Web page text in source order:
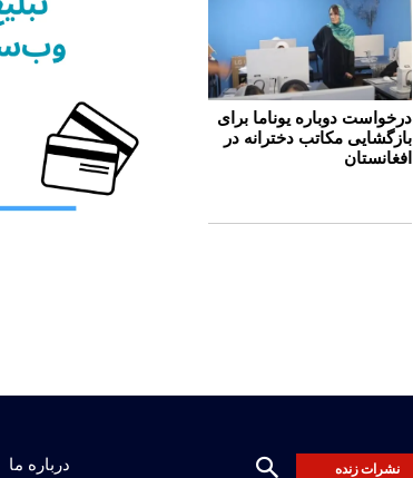
درخواست دوباره یوناما برای
بازگشایی مکاتب دخترانه در
افغانستان
درباره ما نشرات زنده